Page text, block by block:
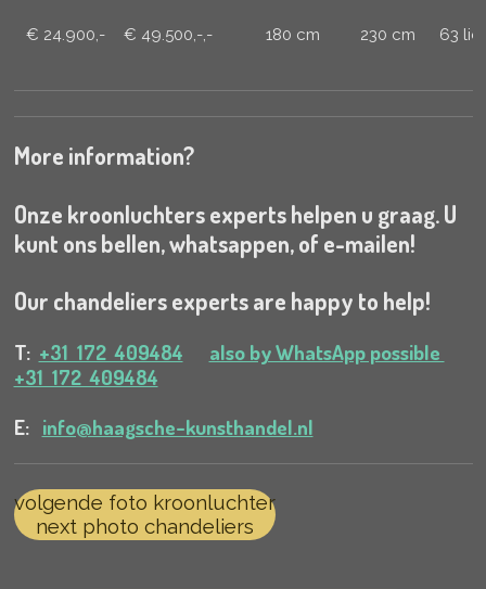
€ 24.900,- € 49.500,-,- 180 cm 230 cm 63
More information?
Onze kroonluchters experts helpen u graag. U
kunt ons bellen, whatsappen, of e-mailen!
Our chandeliers experts are happy to help!
T: +31 172 409484
also by WhatsApp possible
+31 172 409484
E: info@haagsche-kunsthandel.nl
volgende foto kroonluchter
next photo chandeliers